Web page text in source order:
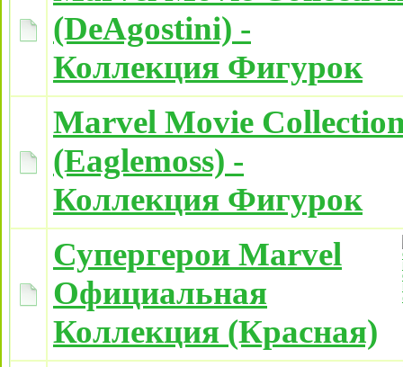
(DeAgostini) -
Коллекция Фигурок
Marvel Movie
(Eaglemoss) -
Коллекция Фигурок
Супергерои Marvel
Официальная
Коллекция (Красная)